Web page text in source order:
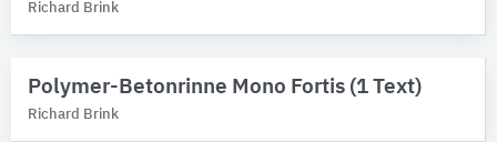
Richard Brink
Polymer-Betonrinne Mono Fortis (1 Text)
Richard Brink